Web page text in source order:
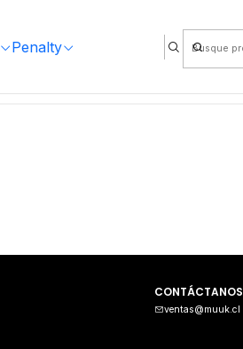
Penalty
CONTÁCTANOS
ventas@muuk.cl